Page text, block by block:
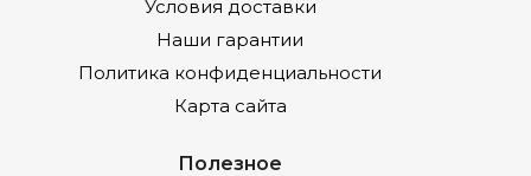
Условия доставки
Наши гарантии
Политика конфиденциальности
Карта сайта
Полезное